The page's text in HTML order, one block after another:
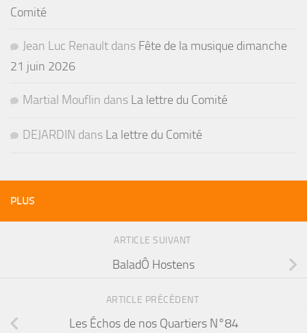
Comité
Jean Luc Renault dans Fête de la musique dimanche
21 juin 2026
Martial Mouflin dans La lettre du Comité
DEJARDIN dans La lettre du Comité
PLUS
ARTICLE SUIVANT
BaladÔ Hostens
ARTICLE PRÉCÉDENT
Les Échos de nos Quartiers N°84